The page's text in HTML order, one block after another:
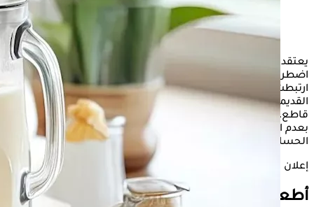
يعتقد كثيرون أن تناول
مع بعض الأطعمة قد يسبب
اضطرابات هضمية أو يقلل من الاستفادة الغذائية، وهي أفكار
ارتبطت منذ سنوات بالطب التقليدي وبعض أنظمة التغذية
القديمة، وبينما لا يدعم العلم الحديث جميع هذه المعتقدات بشكل
قاطع، فإن بعض التركيبات الغذائية قد تسبب بالفعل شعورا
بعدم الراحة لدى بعض الأشخاص، خاصة أصحاب المعدة
الحساسة.
إعلان
أطعمة لا تتناولها مع الحليب